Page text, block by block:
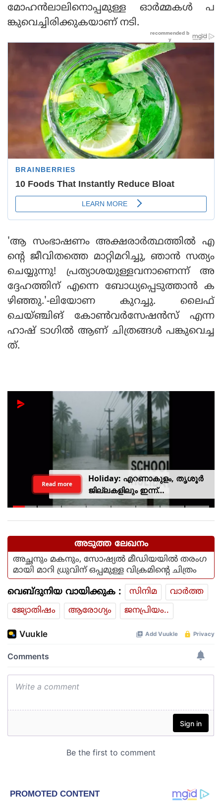
മോഹന്‍ലാലിനൊപ്പമുള്ള ഓര്‍മ്മകള്‍ പ
ങ്കുവെച്ചിരിക്കുകയാണ് നടി.
'ആ സംഭാഷണം അക്ഷരാര്‍ത്ഥത്തില്‍ എ
ന്റെ ജീവിതത്തെ മാറ്റിമറിച്ചു, ഞാന്‍ സത്യം
ചെയ്യുന്നു! പ്രത്യാശയുള്ളവനാണെന്ന് അ
ദ്ദേഹത്തിന് എന്നെ ബോധ്യപ്പെടുത്താന്‍ ക
ഴിഞ്ഞു.'-ലിയോണ കുറച്ചു. ലൈഫ്
ചെയ്ഞ്ചിങ് കോണ്‍വര്‍സേഷന്‍സ് എന്ന
ഹാഷ് ടാഗില്‍ ആണ് ചിത്രങ്ങള്‍ പങ്കുവെച്ച
ത്.
Holiday: എറണാകുളം, തൃശൂർ
ജില്ലകളിലും ഇന്ന്
അവധിയാണേ..!
Read more
അടുത്ത ലേഖനം
അച്ഛനും മകനും, സോഷ്യല്‍ മീഡിയയില്‍ തരംഗ
മായി മാറി ധ്രുവിന് ഒപ്പമുള്ള വിക്രമിന്റെ ചിത്രം
വെബ്ദുനിയ വായിക്കുക : സിനിമ
വാര്‍ത്ത
ജ്യോതിഷം
ആരോഗ്യം ജനപ്രിയം..